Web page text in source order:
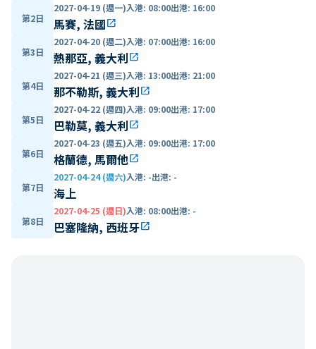
第2日
2027-04-19 (週一)入港: 08:00出港: 16:00
馬賽, 法國open_in_new
第3日
2027-04-20 (週二)入港: 07:00出港: 16:00
熱那亞, 義大利open_in_new
第4日
2027-04-21 (週三)入港: 13:00出港: 21:00
那不勒斯, 義大利open_in_new
第5日
2027-04-22 (週四)入港: 09:00出港: 17:00
巴勒莫, 義大利open_in_new
第6日
2027-04-23 (週五)入港: 09:00出港: 17:00
格蘭德, 馬爾他open_in_new
第7日
2027-04-24 (週六)入港: -出港: -
海上
第8日
2027-04-25 (週日)入港: 08:00出港: -
巴塞隆納, 西班牙open_in_new